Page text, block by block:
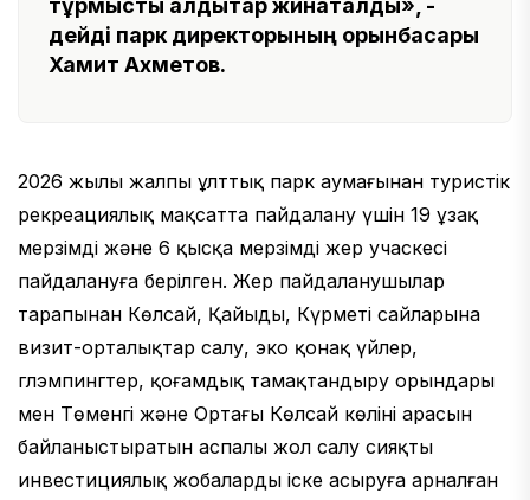
тұрмыстық қалдықтар жинақталды», -
дейді парк директорының орынбасары
Хамит Ахметов.
2026 жылы жалпы ұлттық парк аумағынан туристік
рекреациялық мақсатта пайдалану үшін 19 ұзақ
мерзімді және 6 қысқа мерзімді жер учаскесі
пайдалануға берілген. Жер пайдаланушылар
тарапынан Көлсай, Қайыңды, Күрметі сайларына
визит-орталықтар салу, эко қонақ үйлер,
глэмпингтер, қоғамдық тамақтандыру орындары
мен Төменгі және Ортаңғы Көлсай көлінің арасын
байланыстыратын аспалы жол салу сияқты
инвестициялық жобаларды іске асыруға арналған